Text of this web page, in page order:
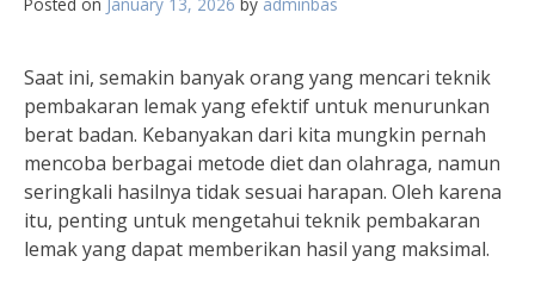
Saat ini, semakin banyak orang yang mencari teknik
pembakaran lemak yang efektif untuk menurunkan
berat badan. Kebanyakan dari kita mungkin pernah
mencoba berbagai metode diet dan olahraga, namun
seringkali hasilnya tidak sesuai harapan. Oleh karena
itu, penting untuk mengetahui teknik pembakaran
lemak yang dapat memberikan hasil yang maksimal.